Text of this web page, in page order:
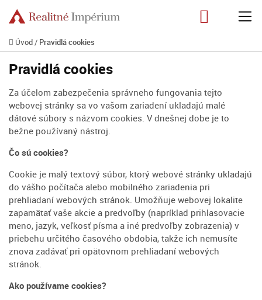
Úvod/ Pravidlá cookies
Pravidlá cookies
Za účelom zabezpečenia správneho fungovania tejto
webovej stránky sa vo vašom zariadení ukladajú malé
dátové súbory s názvom cookies. V dnešnej dobe je to
bežne používaný nástroj.
Čo sú cookies?
Cookie je malý textový súbor, ktorý webové stránky ukladajú
do vášho počítača alebo mobilného zariadenia pri
prehliadaní webových stránok. Umožňuje webovej lokalite
zapamätať vaše akcie a predvoľby (napríklad prihlasovacie
meno, jazyk, veľkosť písma a iné predvoľby zobrazenia) v
priebehu určitého časového obdobia, takže ich nemusíte
znova zadávať pri opätovnom prehliadaní webových
stránok.
Ako používame cookies?